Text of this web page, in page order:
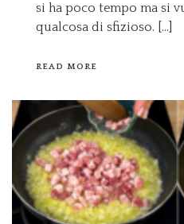
si ha poco tempo ma si
qualcosa di sfizioso. […]
READ MORE